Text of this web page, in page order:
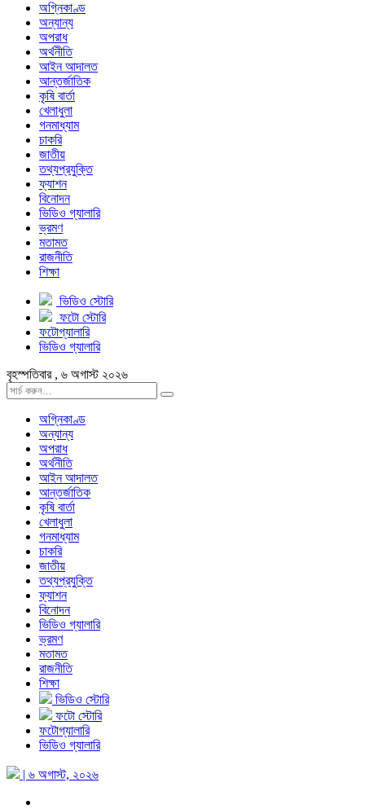
অগ্নিকাণ্ড
অন্যান্য
অপরাধ
অর্থনীতি
আইন আদালত
আন্তর্জাতিক
কৃষি বার্তা
খেলাধুলা
গনমাধ্যাম
চাকরি
জাতীয়
তথ্যপ্রযুক্তি
ফ্যাশন
বিনোদন
ভিডিও গ্যালারি
ভ্রমণ
মতামত
রাজনীতি
শিক্ষা
ভিডিও স্টোরি
ফটো স্টোরি
ফটোগ্যালারি
ভিডিও গ্যালারি
বৃহস্পতিবার , ৬ অগাস্ট ২০২৬
অগ্নিকাণ্ড
অন্যান্য
অপরাধ
অর্থনীতি
আইন আদালত
আন্তর্জাতিক
কৃষি বার্তা
খেলাধুলা
গনমাধ্যাম
চাকরি
জাতীয়
তথ্যপ্রযুক্তি
ফ্যাশন
বিনোদন
ভিডিও গ্যালারি
ভ্রমণ
মতামত
রাজনীতি
শিক্ষা
ভিডিও স্টোরি
ফটো স্টোরি
ফটোগ্যালারি
ভিডিও গ্যালারি
| ৬ অগাস্ট, ২০২৬